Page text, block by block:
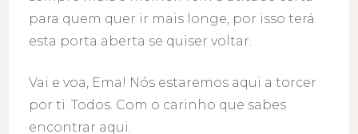
para quem quer ir mais longe, por isso terá
esta porta aberta se quiser voltar.
Vai e voa, Ema! Nós estaremos aqui a torcer
por ti. Todos. Com o carinho que sabes
encontrar aqui.